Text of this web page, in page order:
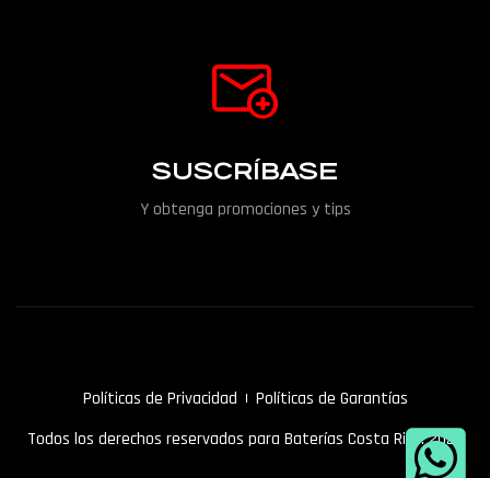
SUSCRÍBASE
Y obtenga promociones y tips
Políticas de Privacidad
Políticas de Garantías
Todos los derechos reservados para Baterías Costa Rica. 2022